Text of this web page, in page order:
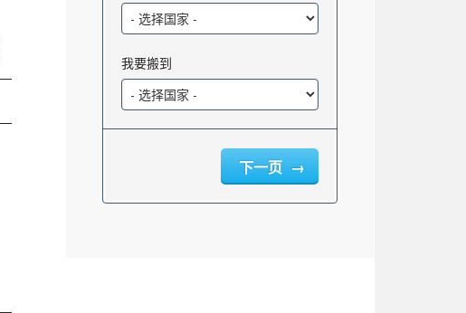
我要搬到
下一页